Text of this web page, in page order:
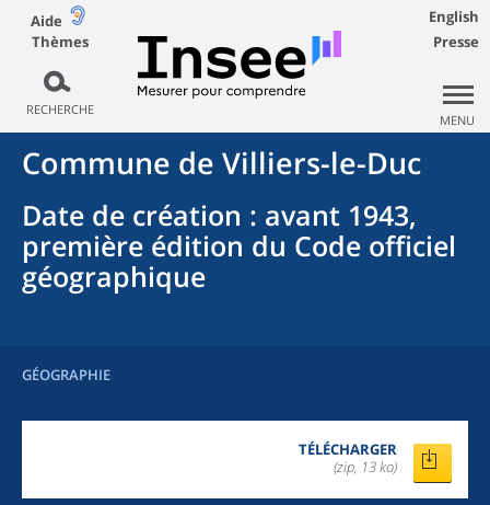
Aide
Thèmes
RECHERCHE
English
Presse
MENU
Commune de Villiers-le-Duc
Date de création : avant 1943,
première édition du Code officiel
géographique
GÉOGRAPHIE
TÉLÉCHARGER
(zip, 13 ko)